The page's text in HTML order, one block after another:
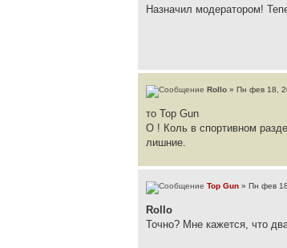
Назначил модератором!
Rollo » Пн фев 18,
то Top Gun
О ! Коль в спортивном
лишние.
Top Gun » Пн фев
Rollo
Точно? Мне кажется, что